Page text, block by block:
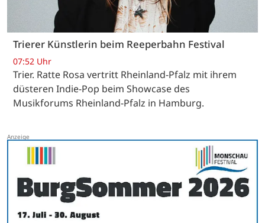
Trierer Künstlerin beim Reeperbahn Festival
07:52 Uhr
Trier. Ratte Rosa vertritt Rheinland-Pfalz mit ihrem
düsteren Indie-Pop beim Showcase des
Musikforums Rheinland-Pfalz in Hamburg.